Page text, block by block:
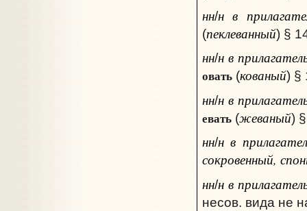
нн/н в
(пеклеванный) §
нн/н в
овать(кованый) §
нн/н в
евать(жеваный)
нн/н в
сокровенный,
нн/н в
несов. вида не